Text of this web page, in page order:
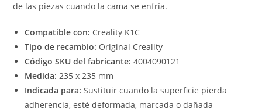
de las piezas cuando la cama se enfría.
Compatible con: Creality K1C
Tipo de recambio: Original Creality
Código SKU del fabricante: 4004090121
Medida: 235 x 235 mm
Indicada para: Sustituir cuando la superficie pierda
adherencia, esté deformada, marcada o dañada